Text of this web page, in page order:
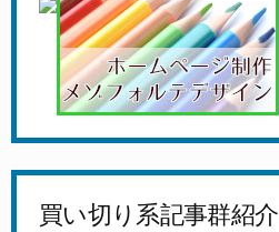
買い切り系記事群紹介